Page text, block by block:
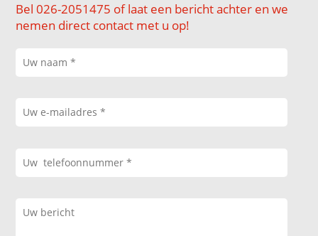
Bel 026-2051475 of laat een bericht achter en we
nemen direct contact met u op!